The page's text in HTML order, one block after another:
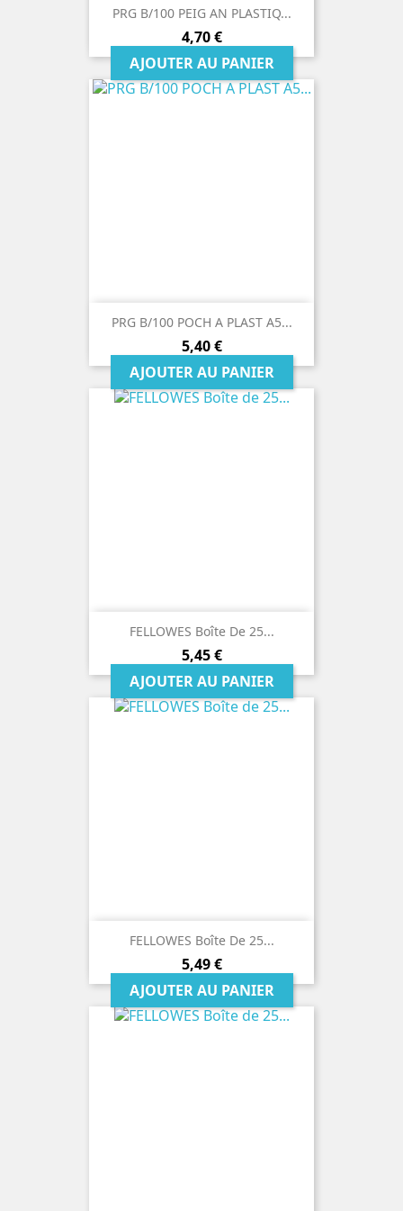
PRG B/100 PEIG AN PLASTIQ...
Prix
4,70 €
AJOUTER AU PANIER
PRG B/100 POCH A PLAST A5...
Prix
5,40 €
AJOUTER AU PANIER
FELLOWES Boîte De 25...
Prix
5,45 €
AJOUTER AU PANIER
FELLOWES Boîte De 25...
Prix
5,49 €
AJOUTER AU PANIER